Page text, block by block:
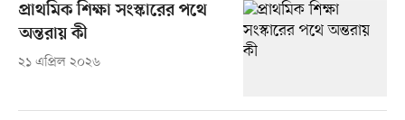
প্রাথমিক শিক্ষা সংস্কারের পথে
অন্তরায় কী
২১ এপ্রিল ২০২৬